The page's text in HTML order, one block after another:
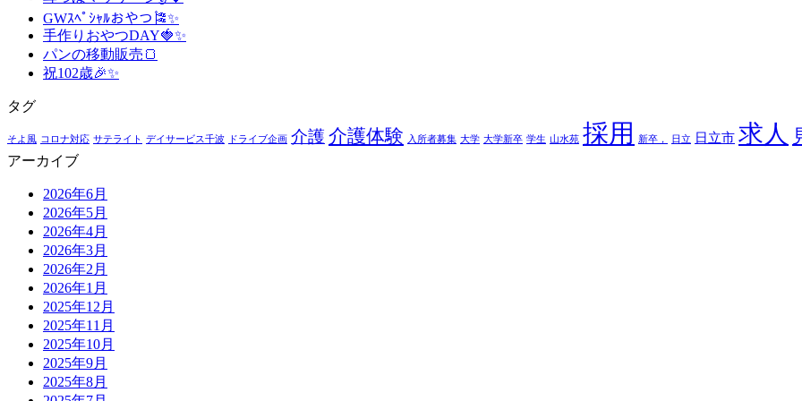
GWｽﾍﾟｼｬﾙおやつ🎏✨
手作りおやつDAY🍓✨
パンの移動販売🍞
祝102歳🎉✨
タグ
そよ風 コロナ対応 サテライト デイサービス千波 ドライブ企画 介護 介護体験 入所者募集 大学 大学新卒 学生 山水苑 採用 新卒， 日立 日立市 求人
アーカイブ
2026年6月
2026年5月
2026年4月
2026年3月
2026年2月
2026年1月
2025年12月
2025年11月
2025年10月
2025年9月
2025年8月